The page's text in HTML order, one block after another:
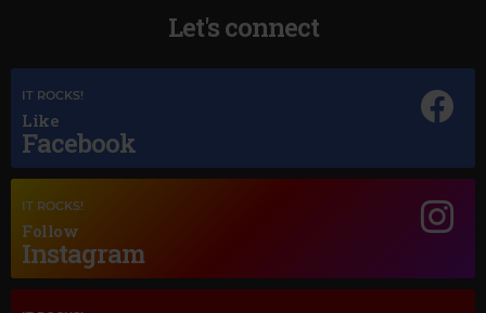
Magic Jazz
DEAN MARTIN–BLUE MOON
Let's connect
IT ROCKS!
Like
Facebook
IT ROCKS!
Follow
Instagram